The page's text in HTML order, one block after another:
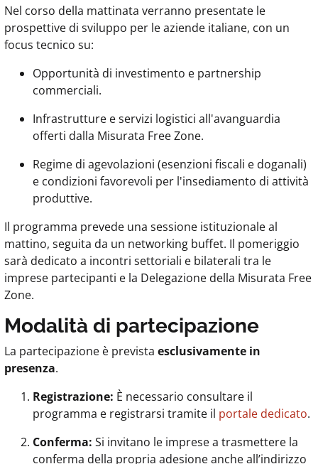
Nel corso della mattinata verranno presentate le
prospettive di sviluppo per le aziende italiane, con un
focus tecnico su:
Opportunità di investimento e partnership
commerciali.
Infrastrutture e servizi logistici all'avanguardia
offerti dalla Misurata Free Zone.
Regime di agevolazioni (esenzioni fiscali e doganali)
e condizioni favorevoli per l'insediamento di attività
produttive.
Il programma prevede una sessione istituzionale al
mattino, seguita da un networking buffet. Il pomeriggio
sarà dedicato a incontri settoriali e bilaterali tra le
imprese partecipanti e la Delegazione della Misurata Free
Zone.
Modalità di partecipazione
La partecipazione è prevista esclusivamente in
presenza.
Registrazione: È necessario consultare il
programma e registrarsi tramite il portale dedicato.
Conferma: Si invitano le imprese a trasmettere la
conferma della propria adesione anche all’indirizzo